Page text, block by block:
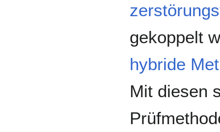
gekoppelt
hybride
Mit diesen